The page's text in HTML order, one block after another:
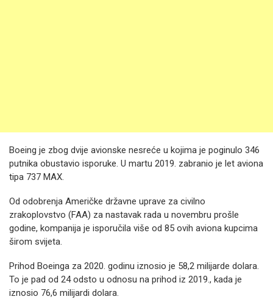
Boeing je zbog dvije avionske nesreće u kojima je poginulo 346
putnika obustavio isporuke. U martu 2019. zabranio je let aviona
tipa 737 MAX.
Od odobrenja Američke državne uprave za civilno
zrakoplovstvo (FAA) za nastavak rada u novembru prošle
godine, kompanija je isporučila više od 85 ovih aviona kupcima
širom svijeta.
Prihod Boeinga za 2020. godinu iznosio je 58,2 milijarde dolara.
To je pad od 24 odsto u odnosu na prihod iz 2019., kada je
iznosio 76,6 milijardi dolara.